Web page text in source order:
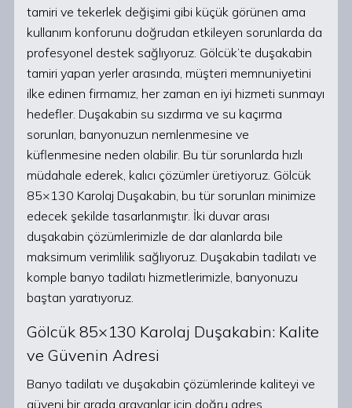
tamiri ve tekerlek değişimi gibi küçük görünen ama
kullanım konforunu doğrudan etkileyen sorunlarda da
profesyonel destek sağlıyoruz. Gölcük’te duşakabin
tamiri yapan yerler arasında, müşteri memnuniyetini
ilke edinen firmamız, her zaman en iyi hizmeti sunmayı
hedefler. Duşakabin su sızdırma ve su kaçırma
sorunları, banyonuzun nemlenmesine ve
küflenmesine neden olabilir. Bu tür sorunlarda hızlı
müdahale ederek, kalıcı çözümler üretiyoruz. Gölcük
85×130 Karolaj Duşakabin, bu tür sorunları minimize
edecek şekilde tasarlanmıştır. İki duvar arası
duşakabin çözümlerimizle de dar alanlarda bile
maksimum verimlilik sağlıyoruz. Duşakabin tadilatı ve
komple banyo tadilatı hizmetlerimizle, banyonuzu
baştan yaratıyoruz.
Gölcük 85×130 Karolaj Duşakabin: Kalite
ve Güvenin Adresi
Banyo tadilatı ve duşakabin çözümlerinde kaliteyi ve
güveni bir arada arayanlar için doğru adres